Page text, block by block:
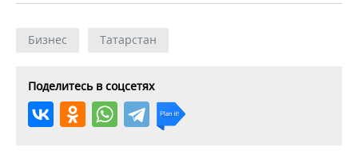
Бизнес Татарстан
Поделитесь в соцсетях